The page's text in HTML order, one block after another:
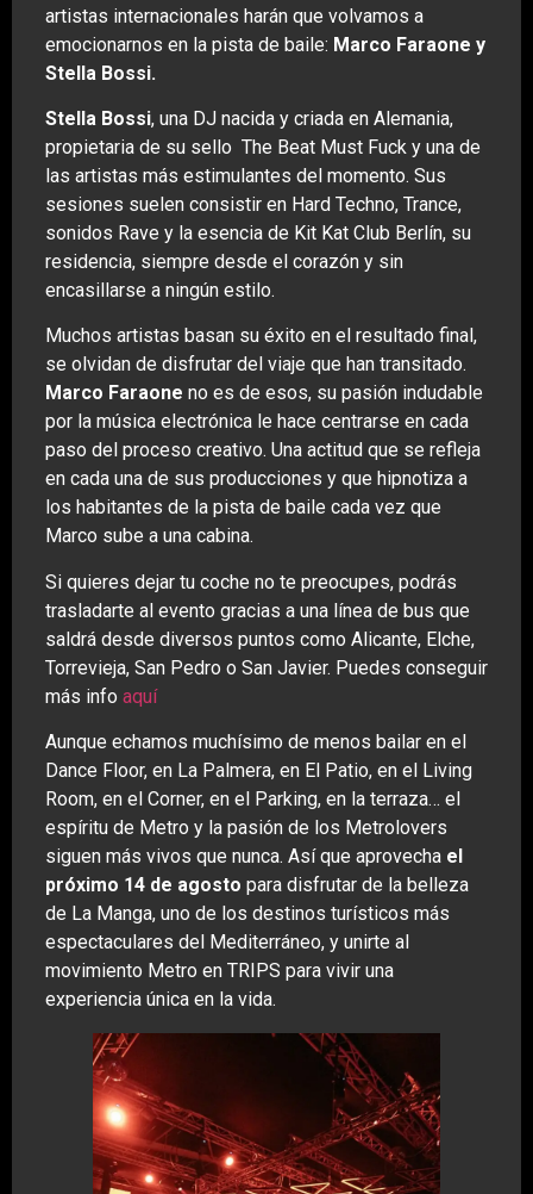
artistas internacionales harán que volvamos a
emocionarnos en la pista de baile: Marco Faraone y
Stella Bossi.
Stella Bossi, una DJ nacida y criada en Alemania,
propietaria de su sello The Beat Must Fuck y una de
las artistas más estimulantes del momento. Sus
sesiones suelen consistir en Hard Techno, Trance,
sonidos Rave y la esencia de Kit Kat Club Berlín, su
residencia, siempre desde el corazón y sin
encasillarse a ningún estilo.
Muchos artistas basan su éxito en el resultado final,
se olvidan de disfrutar del viaje que han transitado.
Marco Faraone no es de esos, su pasión indudable
por la música electrónica le hace centrarse en cada
paso del proceso creativo. Una actitud que se refleja
en cada una de sus producciones y que hipnotiza a
los habitantes de la pista de baile cada vez que
Marco sube a una cabina.
Si quieres dejar tu coche no te preocupes, podrás
trasladarte al evento gracias a una línea de bus que
saldrá desde diversos puntos como Alicante, Elche,
Torrevieja, San Pedro o San Javier. Puedes conseguir
más info aquí
Aunque echamos muchísimo de menos bailar en el
Dance Floor, en La Palmera, en El Patio, en el Living
Room, en el Corner, en el Parking, en la terraza… el
espíritu de Metro y la pasión de los Metrolovers
siguen más vivos que nunca. Así que aprovecha el
próximo 14 de agosto para disfrutar de la belleza
de La Manga, uno de los destinos turísticos más
espectaculares del Mediterráneo, y unirte al
movimiento Metro en TRIPS para vivir una
experiencia única en la vida.